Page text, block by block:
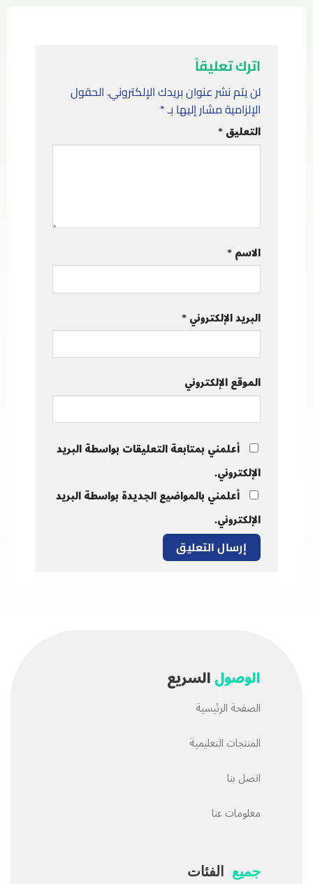
اترك تعليقاً
لن يتم نشر عنوان بريدك الإلكتروني. الحقول
الإلزامية مشار إليها بـ*
التعليق*
الاسم*
البريد الإلكتروني*
الموقع الإلكتروني
أعلمني بمتابعة التعليقات بواسطة البريد
الإلكتروني.
أعلمني بالمواضيع الجديدة بواسطة البريد
الإلكتروني.
الوصولالسريع
الصفحة الرئيسية
المنتجات التعليمية
اتصل بنا
معلومات عنا
جميع الفئات